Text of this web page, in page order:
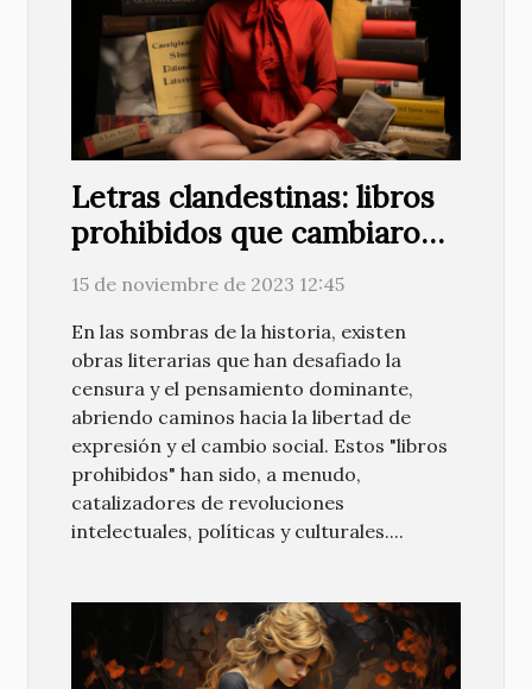
Letras clandestinas: libros
prohibidos que cambiaron
el mundo
15 de noviembre de 2023 12:45
En las sombras de la historia, existen
obras literarias que han desafiado la
censura y el pensamiento dominante,
abriendo caminos hacia la libertad de
expresión y el cambio social. Estos "libros
prohibidos" han sido, a menudo,
catalizadores de revoluciones
intelectuales, políticas y culturales....